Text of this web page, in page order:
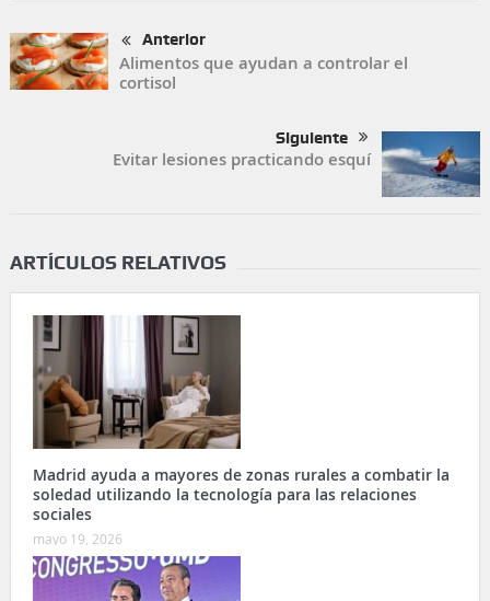
Anterior
Alimentos que ayudan a controlar el
cortisol
Siguiente
Evitar lesiones practicando esquí
ARTÍCULOS RELATIVOS
Madrid ayuda a mayores de zonas rurales a combatir la
soledad utilizando la tecnología para las relaciones
sociales
mayo 19, 2026